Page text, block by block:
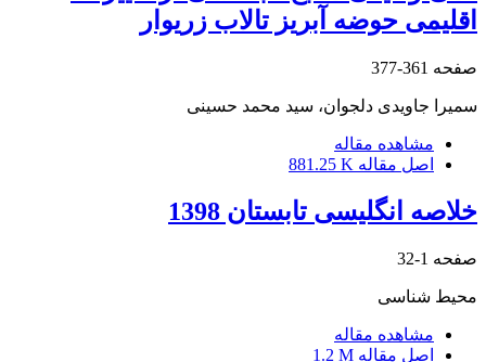
اقلیمی حوضه آبریز تالاب زریوار
صفحه 361-377
سمیرا جاویدی دلجوان، سید محمد حسینی
مشاهده مقاله
اصل مقاله 881.25 K
خلاصه انگلیسی تابستان 1398
صفحه 1-32
محیط شناسی
مشاهده مقاله
اصل مقاله 1.2 M